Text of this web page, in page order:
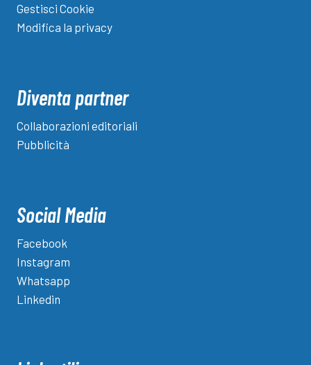
Gestisci Cookie
Modifica la privacy
Diventa partner
Collaborazioni editoriali
Pubblicità
Social Media
Facebook
Instagram
Whatsapp
Linkedin